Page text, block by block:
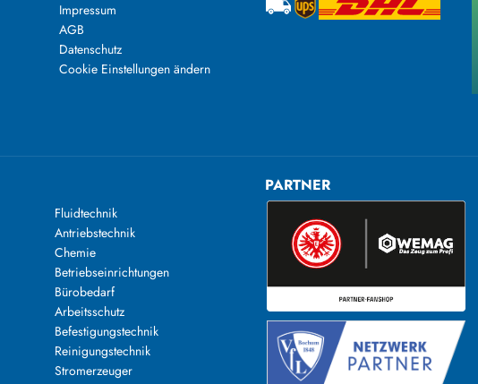
Impressum
AGB
Datenschutz
Cookie Einstellungen ändern
Fluidtechnik
Antriebstechnik
Chemie
Betriebseinrichtungen
Bürobedarf
Arbeitsschutz
Befestigungstechnik
Reinigungstechnik
Stromerzeuger
PARTNER